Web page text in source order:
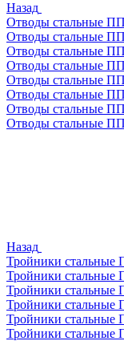
Назад
Отводы стальные
Отводы стальные
Отводы стальные
Отводы стальные
Отводы стальные
Отводы стальные
Отводы стальные
Отводы стальные
Назад
Тройники
Тройники
Тройники
Тройники
Тройники
Тройники